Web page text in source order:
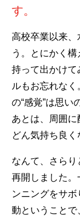
す。
高校卒業以来、
う。とにかく
持って出かけて
ルもお忘れな
の“感覚”は思い
あとは、周囲
どん気持ち良く
なんて、さら
再開しました。
ンニングをサ
動ということ